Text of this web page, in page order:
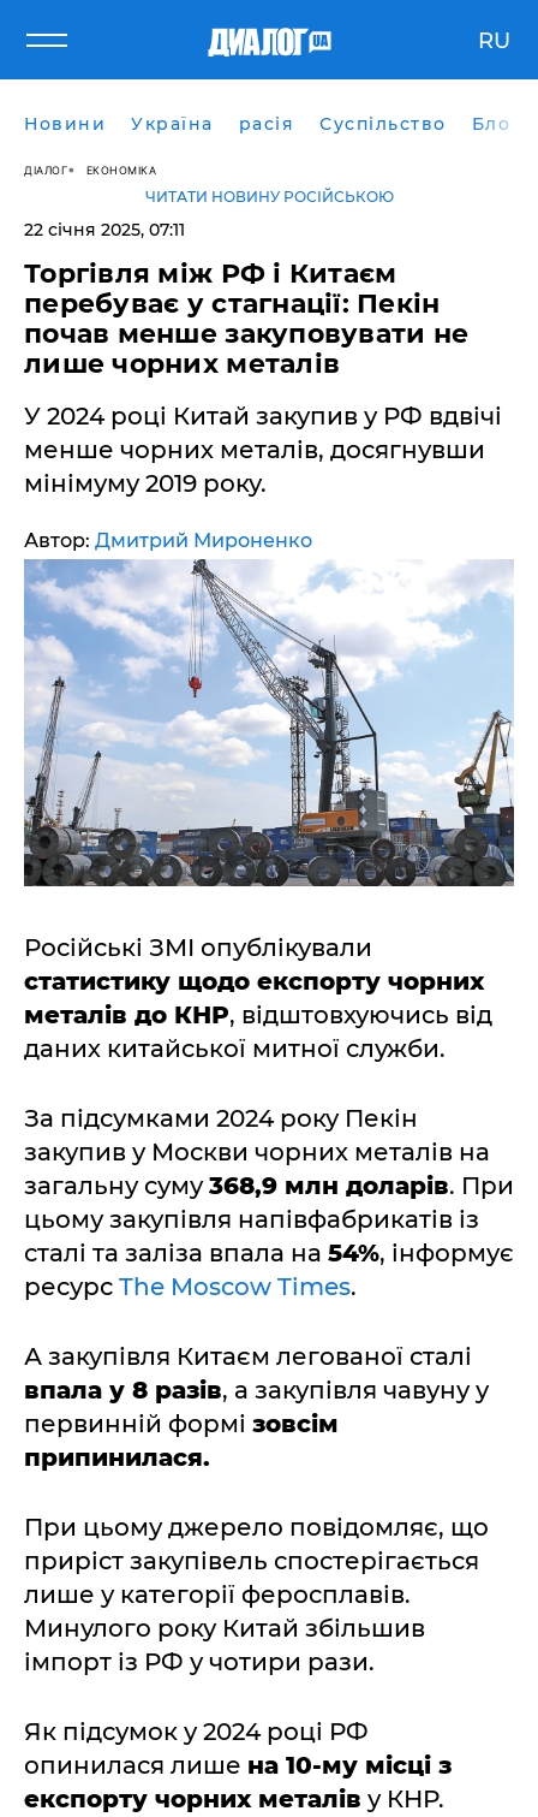
RU
Новини Україна расія Суспільство Блоги
ДІАЛОГ ЕКОНОМІКА
ЧИТАТИ НОВИНУ РОСІЙСЬКОЮ
22 січня 2025, 07:11
Торгівля між РФ і Китаєм
перебуває у стагнації: Пекін
почав менше закуповувати не
лише чорних металів
У 2024 році Китай закупив у РФ вдвічі
менше чорних металів, досягнувши
мінімуму 2019 року.
Автор: Дмитрий Мироненко
Російські ЗМІ опублікували
статистику щодо експорту чорних
металів до КНР, відштовхуючись від
даних китайської митної служби.
За підсумками 2024 року Пекін
закупив у Москви чорних металів на
загальну суму368,9 млн доларів. При
цьому закупівля напівфабрикатів із
сталі та заліза впала на 54%, інформує
ресурс The Moscow Times.
А закупівля Китаєм легованої сталі
впала у 8 разів, а закупівля чавуну у
первинній формі зовсім
припинилася.
При цьому джерело повідомляє, що
приріст закупівель спостерігається
лише у категорії феросплавів.
Минулого року Китай збільшив
імпорт із РФ у чотири рази.
Як підсумок у 2024 році РФ
опинилася лише на 10-му місці з
експорту чорних металів у КНР.